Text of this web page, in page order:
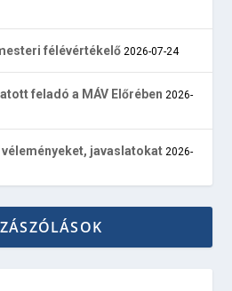
félévértékelő 2026-07-24
feladó a MÁV Előrében 2026-
véleményeket, javaslatokat 2026-